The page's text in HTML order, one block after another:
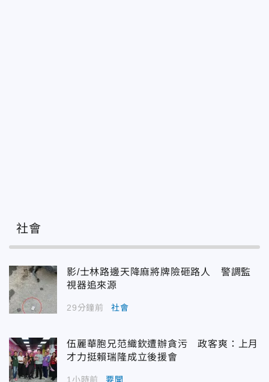
社會
影/士林路邊天降麻將牌險砸路人 警調監
視器追來源
29分鐘前 社會
伍麗華胞兄范織欽遭辦貪污 政客爽：上月
才力挺賴瑞隆成立後援會
1小時前 要聞